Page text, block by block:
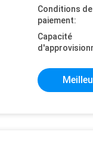
Conditions de
paiement:
Capacité